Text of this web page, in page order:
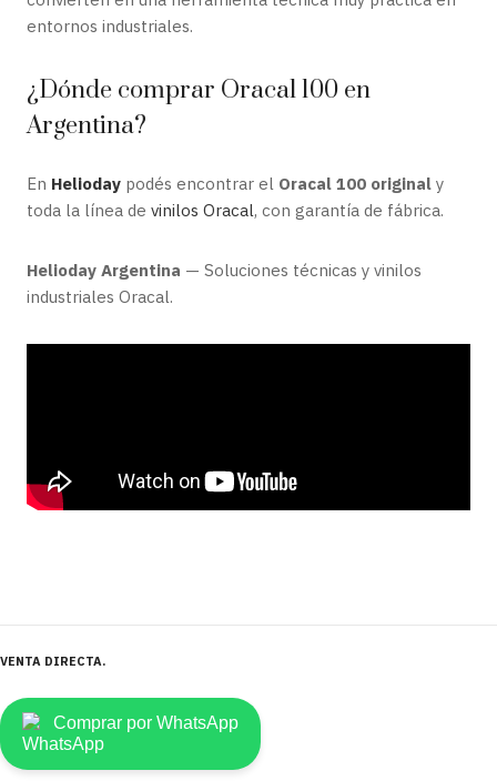
entornos industriales.
¿Dónde comprar Oracal 100 en
Argentina?
En Helioday podés encontrar el Oracal 100 original y
toda la línea de vinilos Oracal, con garantía de fábrica.
Helioday Argentina — Soluciones técnicas y vinilos
industriales Oracal.
VENTA DIRECTA
Comprar por WhatsApp